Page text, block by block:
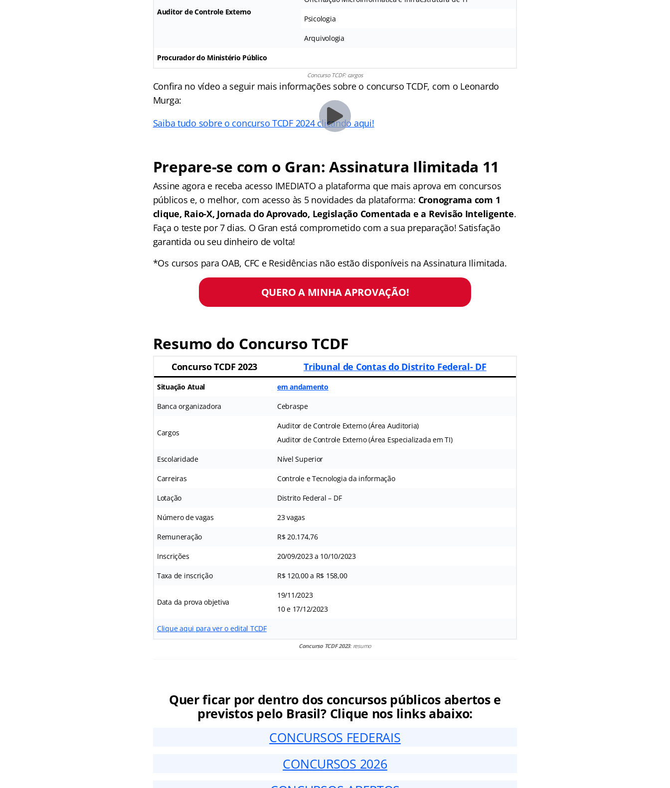
Auditor de Controle Externo
Psicologia
Arquivologia
Procurador do Ministério Público
Concurso TCDF: cargos
Confira no vídeo a seguir mais informações sobre o concurso TCDF, com o Leonardo
Murga:
Saiba tudo sobre o concurso TCDF 2024 clicando aqui!
Prepare-se com o Gran: Assinatura Ilimitada 11
Assine agora e receba acesso IMEDIATO a plataforma que mais aprova em concursos
públicos e, o melhor, com acesso às 5 novidades da plataforma: Cronograma com 1
clique, Raio-X, Jornada do Aprovado, Legislação Comentada e a Revisão Inteligente.
Faça o teste por 7 dias. O Gran está comprometido com a sua preparação! Satisfação
garantida ou seu dinheiro de volta!
*Os cursos para OAB, CFC e Residências não estão disponíveis na Assinatura Ilimitada.
QUERO A MINHA APROVAÇÃO!
Resumo do Concurso TCDF
Concurso TCDF 2023 Tribunal de Contas do Distrito Federal- DF
Situação Atual em andamento
Banca organizadora Cebraspe
Cargos
Auditor de Controle Externo (Área Auditoria)
Auditor de Controle Externo (Área Especializada em TI)
Escolaridade Nível Superior
Carreiras Controle e Tecnologia da informação
Lotação Distrito Federal – DF
Número de vagas 23 vagas
Remuneração R$ 20.174,76
Inscrições 20/09/2023 a 10/10/2023
Taxa de inscrição R$ 120,00 a R$ 158,00
Data da prova objetiva
19/11/2023
10 e 17/12/2023
Clique aqui para ver o edital TCDF
Concurso TCDF 2023: resumo
Quer ficar por dentro dos concursos públicos abertos e
previstos pelo Brasil? Clique nos links abaixo:
CONCURSOS FEDERAIS
CONCURSOS 2026